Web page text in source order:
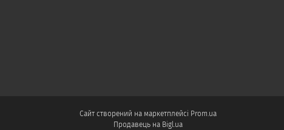
Сайт створений на маркетплейсі Prom.ua
Продавець на Bigl.ua